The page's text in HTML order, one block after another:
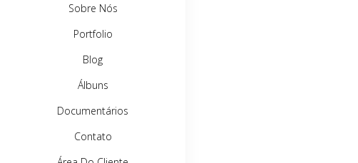
Sobre Nós
Portfolio
Blog
Álbuns
Documentários
Contato